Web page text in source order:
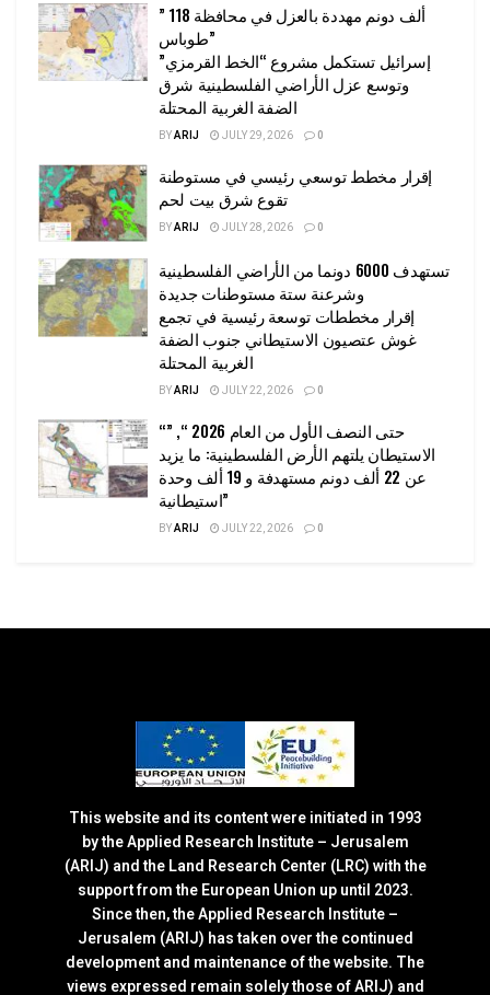
” 118 ألف دونم مهددة بالعزل في محافظة
طوباس”
إسرائيل تستكمل مشروع “الخط القرمزي”
وتوسع عزل الأراضي الفلسطينية شرق
الضفة الغربية المحتلة
BYARIJ JULY 29, 2026 0
إقرار مخطط توسعي رئيسي في مستوطنة
تقوع شرق بيت لحم
BYARIJ JULY 28, 2026 0
تستهدف 6000 دونما من الأراضي الفلسطينية
وشرعنة ستة مستوطنات جديدة
إقرار مخططات توسعة رئيسية في تجمع
غوش عتصيون الاستيطاني جنوب الضفة
الغربية المحتلة
BYARIJ JULY 22, 2026 0
“حتى النصف الأول من العام 2026 “, ”
الاستيطان يلتهم الأرض الفلسطينية: ما يزيد
عن 22 ألف دونم مستهدفة و 19 ألف وحدة
استيطانية”
BYARIJ JULY 22, 2026 0
This website and its content were initiated in 1993
by the Applied Research Institute – Jerusalem
(ARIJ) and the Land Research Center (LRC) with the
support from the European Union up until 2023.
Since then, the Applied Research Institute –
Jerusalem (ARIJ) has taken over the continued
development and maintenance of the website. The
views expressed remain solely those of ARIJ) and